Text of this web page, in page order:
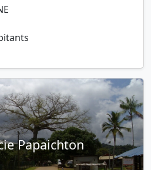
Papaichton